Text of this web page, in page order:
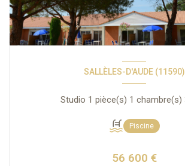
SALLÈLES-D'AUDE (11590)
Piscine
56 600 €